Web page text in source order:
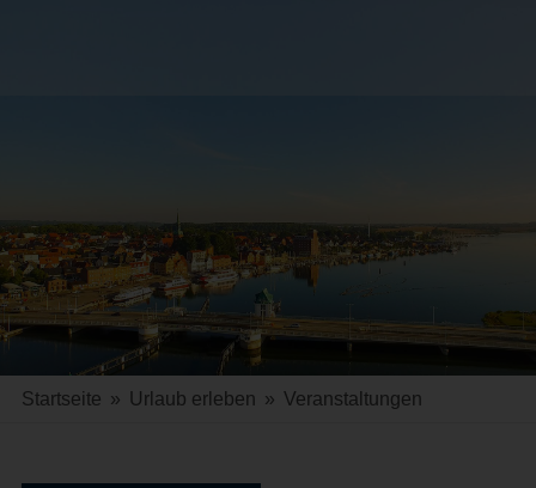
Startseite » Urlaub erleben » Veranstaltungen